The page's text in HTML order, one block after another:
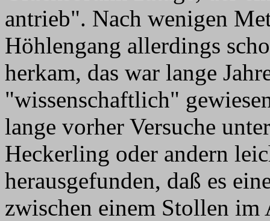
antrieb". Nach wenigen
Höhlengang allerdings
herkam, das war lange
"wissenschaftlich"
lange vorher Versuche
Heckerling oder andern
herausgefunden, daß es
zwischen einem Stollen im